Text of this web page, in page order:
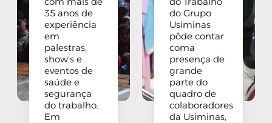
35 anos de
experiência
em
palestras,
show’s e
eventos de
saúde e
segurança
do trabalho.
Em
do Grupo
Usiminas
pôde contar
coma
presença de
grande
parte do
quadro de
colaboradores
da Usiminas,